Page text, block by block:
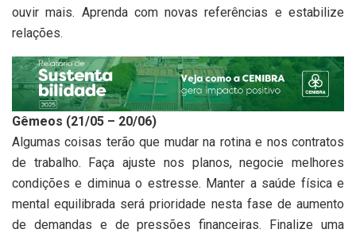
ouvir mais. Aprenda com novas referências e estabilize
relações.
Gêmeos (21/05 – 20/06)
Algumas coisas terão que mudar na rotina e nos contratos
de trabalho. Faça ajuste nos planos, negocie melhores
condições e diminua o estresse. Manter a saúde física e
mental equilibrada será prioridade nesta fase de aumento
de demandas e de pressões financeiras. Finalize uma